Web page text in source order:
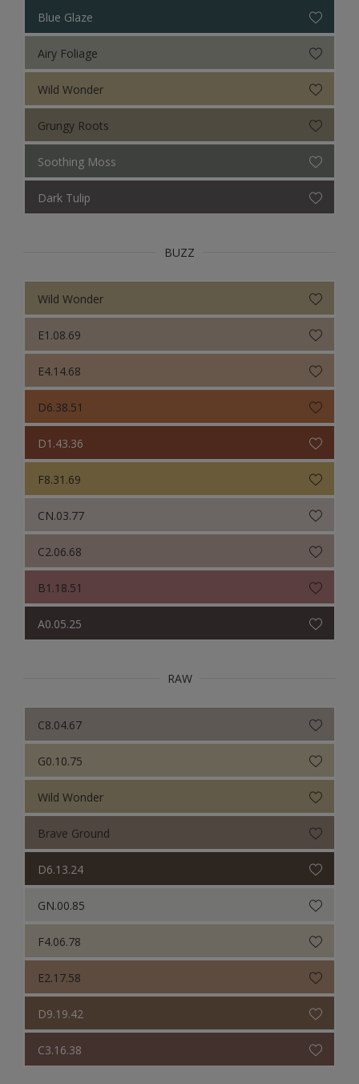
Sikkens Colour Futures 2018
Blue Glaze
Airy Foliage
Wild Wonder
Grungy Roots
Soothing Moss
Dark Tulip
BUZZ
Wild Wonder
E1.08.69
E4.14.68
D6.38.51
D1.43.36
F8.31.69
CN.03.77
C2.06.68
B1.18.51
A0.05.25
RAW
C8.04.67
G0.10.75
Wild Wonder
Brave Ground
D6.13.24
GN.00.85
F4.06.78
E2.17.58
D9.19.42
C3.16.38